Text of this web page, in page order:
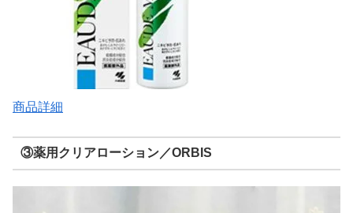
商品詳細
③薬用クリアローション／ORBIS